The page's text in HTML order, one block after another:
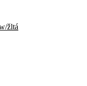
žltá